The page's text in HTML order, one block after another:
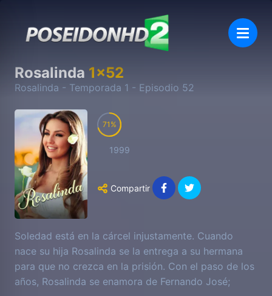
Rosalinda 1x52
Rosalinda - Temporada 1 - Episodio 52
71
1999
Compartir
Soledad está en la cárcel injustamente. Cuando
nace su hija Rosalinda se la entrega a su hermana
para que no crezca en la prisión. Con el paso de los
años, Rosalinda se enamora de Fernando José;